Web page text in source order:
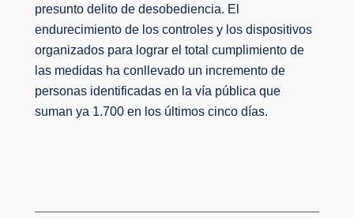
presunto delito de desobediencia. El
endurecimiento de los controles y los dispositivos
organizados para lograr el total cumplimiento de
las medidas ha conllevado un incremento de
personas identificadas en la vía pública que
suman ya 1.700 en los últimos cinco días.